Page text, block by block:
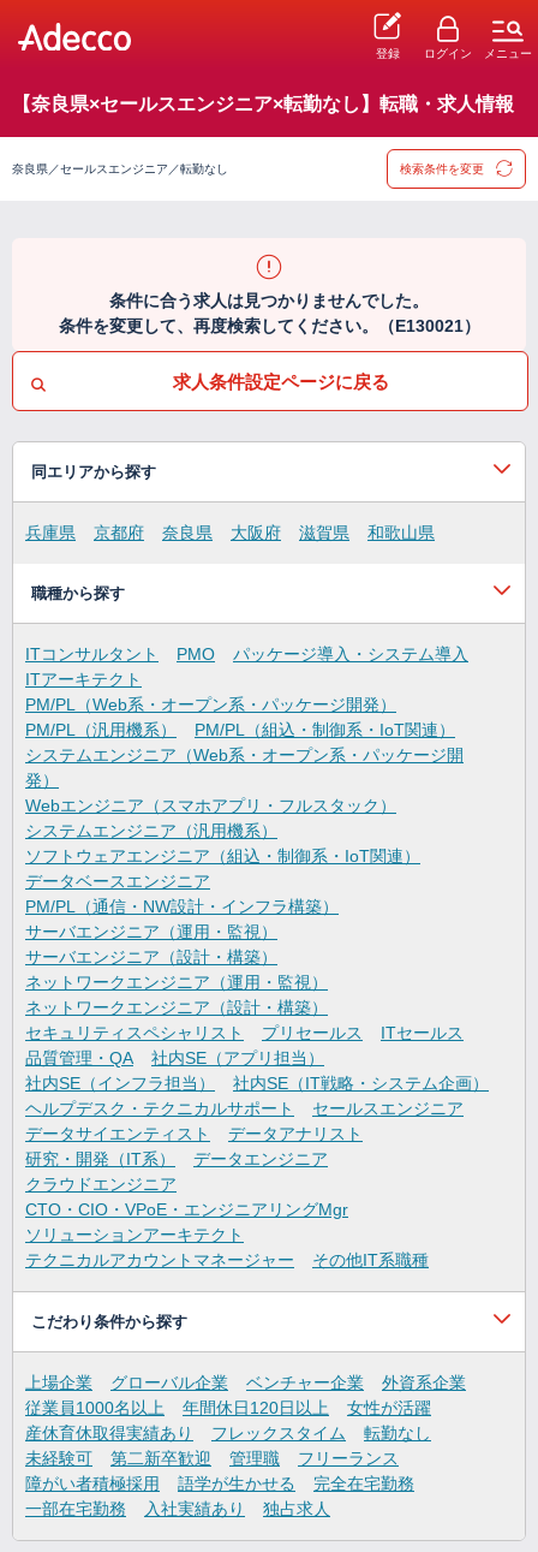
登録 ログイン メニュー
【奈良県×セールスエンジニア×転勤なし】転職・求人情報
奈良県／セールスエンジニア／転勤なし 検索条件を変更
条件に合う求人は見つかりませんでした。
条件を変更して、再度検索してください。（E130021）
求人条件設定ページに戻る
同エリアから探す
兵庫県 京都府 奈良県 大阪府 滋賀県 和歌山県
職種から探す
ITコンサルタント PMO
パッケージ導入・システム導入
ITアーキテクト
PM/PL（Web系・オープン系・パッケージ開発）
PM/PL（汎用機系）
PM/PL（組込・制御系・IoT関連）
システムエンジニア（Web系・オープン系・パッケージ開
発）
Webエンジニア（スマホアプリ・フルスタック）
システムエンジニア（汎用機系）
ソフトウェアエンジニア（組込・制御系・IoT関連）
データベースエンジニア
PM/PL（通信・NW設計・インフラ構築）
サーバエンジニア（運用・監視）
サーバエンジニア（設計・構築）
ネットワークエンジニア（運用・監視）
ネットワークエンジニア（設計・構築）
セキュリティスペシャリスト
プリセールス
ITセールス
品質管理・QA
社内SE（アプリ担当）
社内SE（インフラ担当）
社内SE（IT戦略・システム企画）
ヘルプデスク・テクニカルサポート
セールスエンジニア
データサイエンティスト
データアナリスト
研究・開発（IT系）
データエンジニア
クラウドエンジニア
CTO・CIO・VPoE・エンジニアリングMgr
ソリューションアーキテクト
テクニカルアカウントマネージャー
その他IT系職種
こだわり条件から探す
上場企業 グローバル企業 ベンチャー企業
外資系企業
従業員1000名以上
年間休日120日以上
女性が活躍
産休育休取得実績あり
フレックスタイム
転勤なし
未経験可
第二新卒歓迎 管理職
フリーランス
障がい者積極採用
語学が生かせる
完全在宅勤務
一部在宅勤務
入社実績あり 独占求人